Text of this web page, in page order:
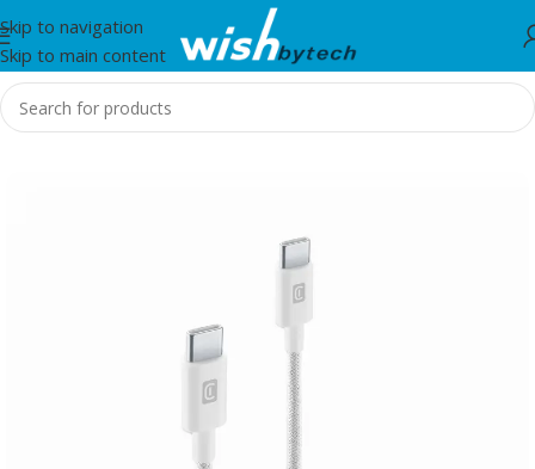
Skip to navigation
Skip to main content
Home/IT